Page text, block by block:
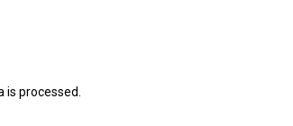
processed.